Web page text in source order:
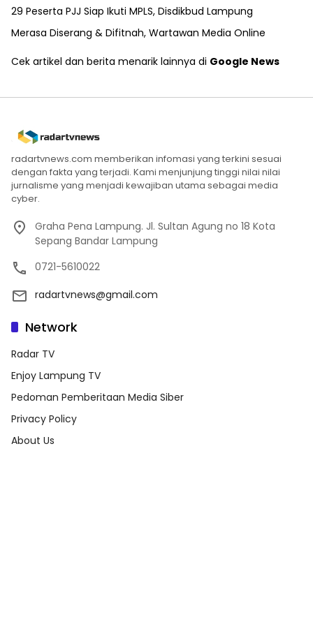
29 Peserta PJJ Siap Ikuti MPLS, Disdikbud Lampung
Merasa Diserang & Difitnah, Wartawan Media Online
Cek artikel dan berita menarik lainnya di Google News
radartvnews.com memberikan infomasi yang terkini sesuai
dengan fakta yang terjadi. Kami menjunjung tinggi nilai nilai
jurnalisme yang menjadi kewajiban utama sebagai media
cyber.
Graha Pena Lampung. Jl. Sultan Agung no 18 Kota
Sepang Bandar Lampung
0721-5610022
radartvnews@gmail.com
Network
Radar TV
Enjoy Lampung TV
Pedoman Pemberitaan Media Siber
Privacy Policy
About Us